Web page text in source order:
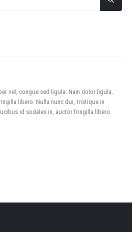
vel, congue sed ligula. Nam dolor ligula,
libero. Nulla nunc dui, tristique in
id sodales in, auctor fringilla libero.